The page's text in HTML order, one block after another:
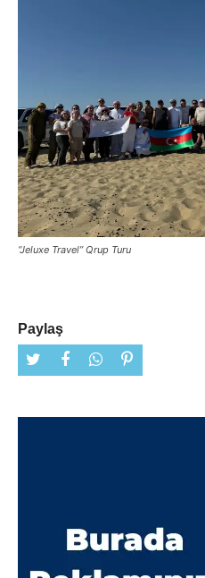
“Jeluxe Travel” Qrup Turu
Paylaş